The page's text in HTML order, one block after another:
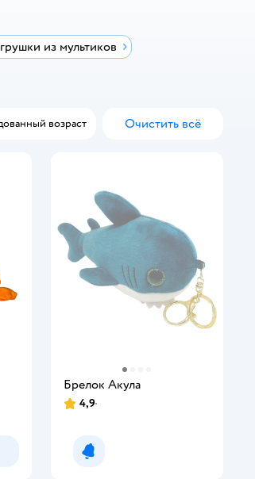
из мультиков
возраст Очистить всё
Брелок Акула
4,9
Уведомить о появлении